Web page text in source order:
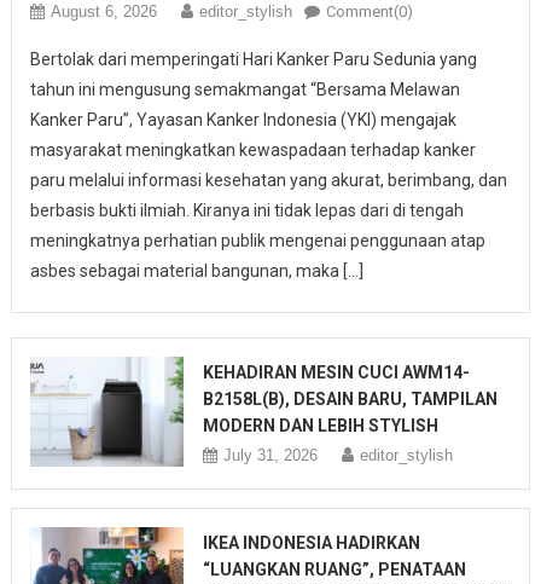
August 6, 2026 editor_stylish Comment(0)
Bertolak dari memperingati Hari Kanker Paru Sedunia yang
tahun ini mengusung semakmangat “Bersama Melawan
Kanker Paru”, Yayasan Kanker Indonesia (YKI) mengajak
masyarakat meningkatkan kewaspadaan terhadap kanker
paru melalui informasi kesehatan yang akurat, berimbang, dan
berbasis bukti ilmiah. Kiranya ini tidak lepas dari di tengah
meningkatnya perhatian publik mengenai penggunaan atap
asbes sebagai material bangunan, maka […]
KEHADIRAN MESIN CUCI AWM14-
B2158L(B), DESAIN BARU, TAMPILAN
MODERN DAN LEBIH STYLISH
July 31, 2026 editor_stylish
IKEA INDONESIA HADIRKAN
“LUANGKAN RUANG”, PENATAAN